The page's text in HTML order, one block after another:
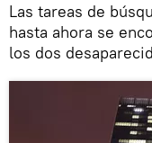
Las tareas de
hasta ahora se
los dos